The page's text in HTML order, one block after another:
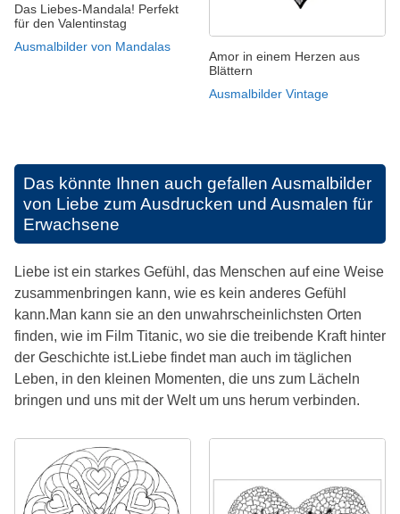
Das Liebes-Mandala! Perfekt
für den Valentinstag
Ausmalbilder von Mandalas
Amor in einem Herzen aus
Blättern
Ausmalbilder Vintage
Das könnte Ihnen auch gefallen Ausmalbilder
von Liebe zum Ausdrucken und Ausmalen für
Erwachsene
Liebe ist ein starkes Gefühl, das Menschen auf eine Weise
zusammenbringen kann, wie es kein anderes Gefühl
kann.Man kann sie an den unwahrscheinlichsten Orten
finden, wie im Film Titanic, wo sie die treibende Kraft hinter
der Geschichte ist.Liebe findet man auch im täglichen
Leben, in den kleinen Momenten, die uns zum Lächeln
bringen und uns mit der Welt um uns herum verbinden.